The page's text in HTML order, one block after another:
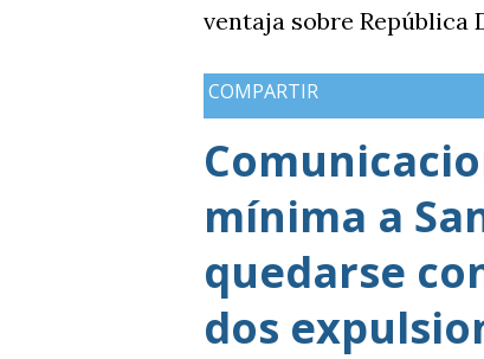
ventaja sobre República
medallas de plata,
de oros (10).
COMPARTIR
mínima a
quedarse
dos